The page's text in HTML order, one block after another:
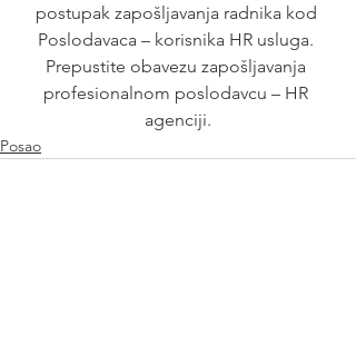
postupak zapošljavanja radnika kod
Poslodavaca – korisnika HR usluga.
Prepustite obavezu zapošljavanja
profesionalnom poslodavcu – HR
agenciji.
Posao